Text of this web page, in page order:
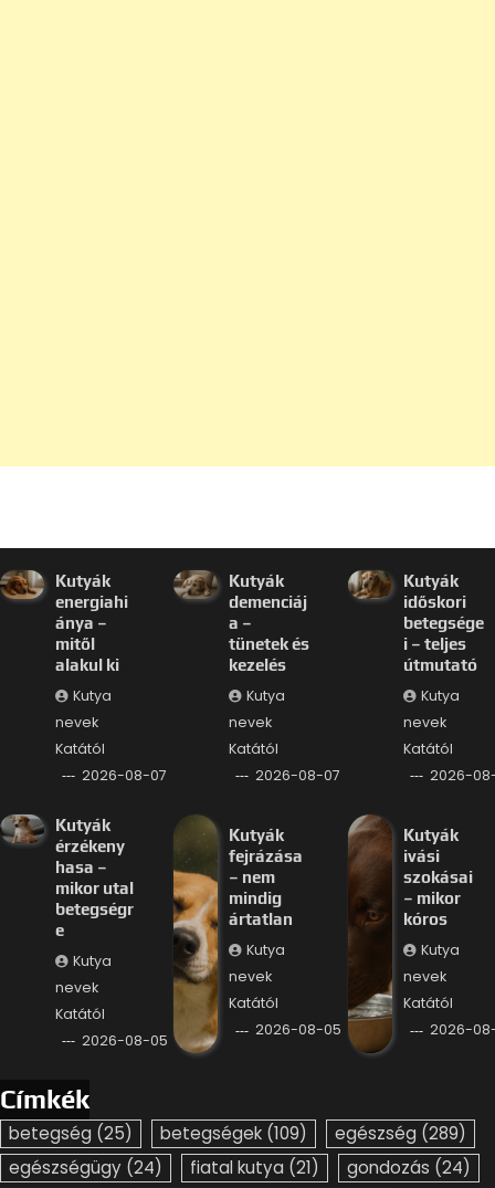
Kutyák
energiahi
ánya –
mitől
alakul ki
Kutya
nevek
Katától
2026-08-07
Kutyák
demenciáj
a –
tünetek és
kezelés
Kutya
nevek
Katától
2026-08-07
Kutyák
időskori
betegsége
i – teljes
útmutató
Kutya
nevek
Katától
2026-
Kutyák
érzékeny
hasa –
mikor utal
betegségr
e
Kutya
nevek
Katától
2026-08-05
Kutyák
fejrázása
– nem
mindig
ártatlan
Kutya
nevek
Katától
2026-08-05
Kutyák
ivási
szokásai
– mikor
kóros
Kutya
nevek
Katától
2026-
Címkék
betegség (25) betegségek (109) egészség (289)
egészségügy (24) fiatal kutya (21) gondozás (24)